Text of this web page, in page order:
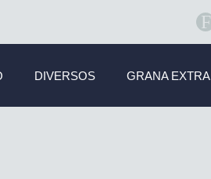
F
DIVERSOS GRANA EXTRA